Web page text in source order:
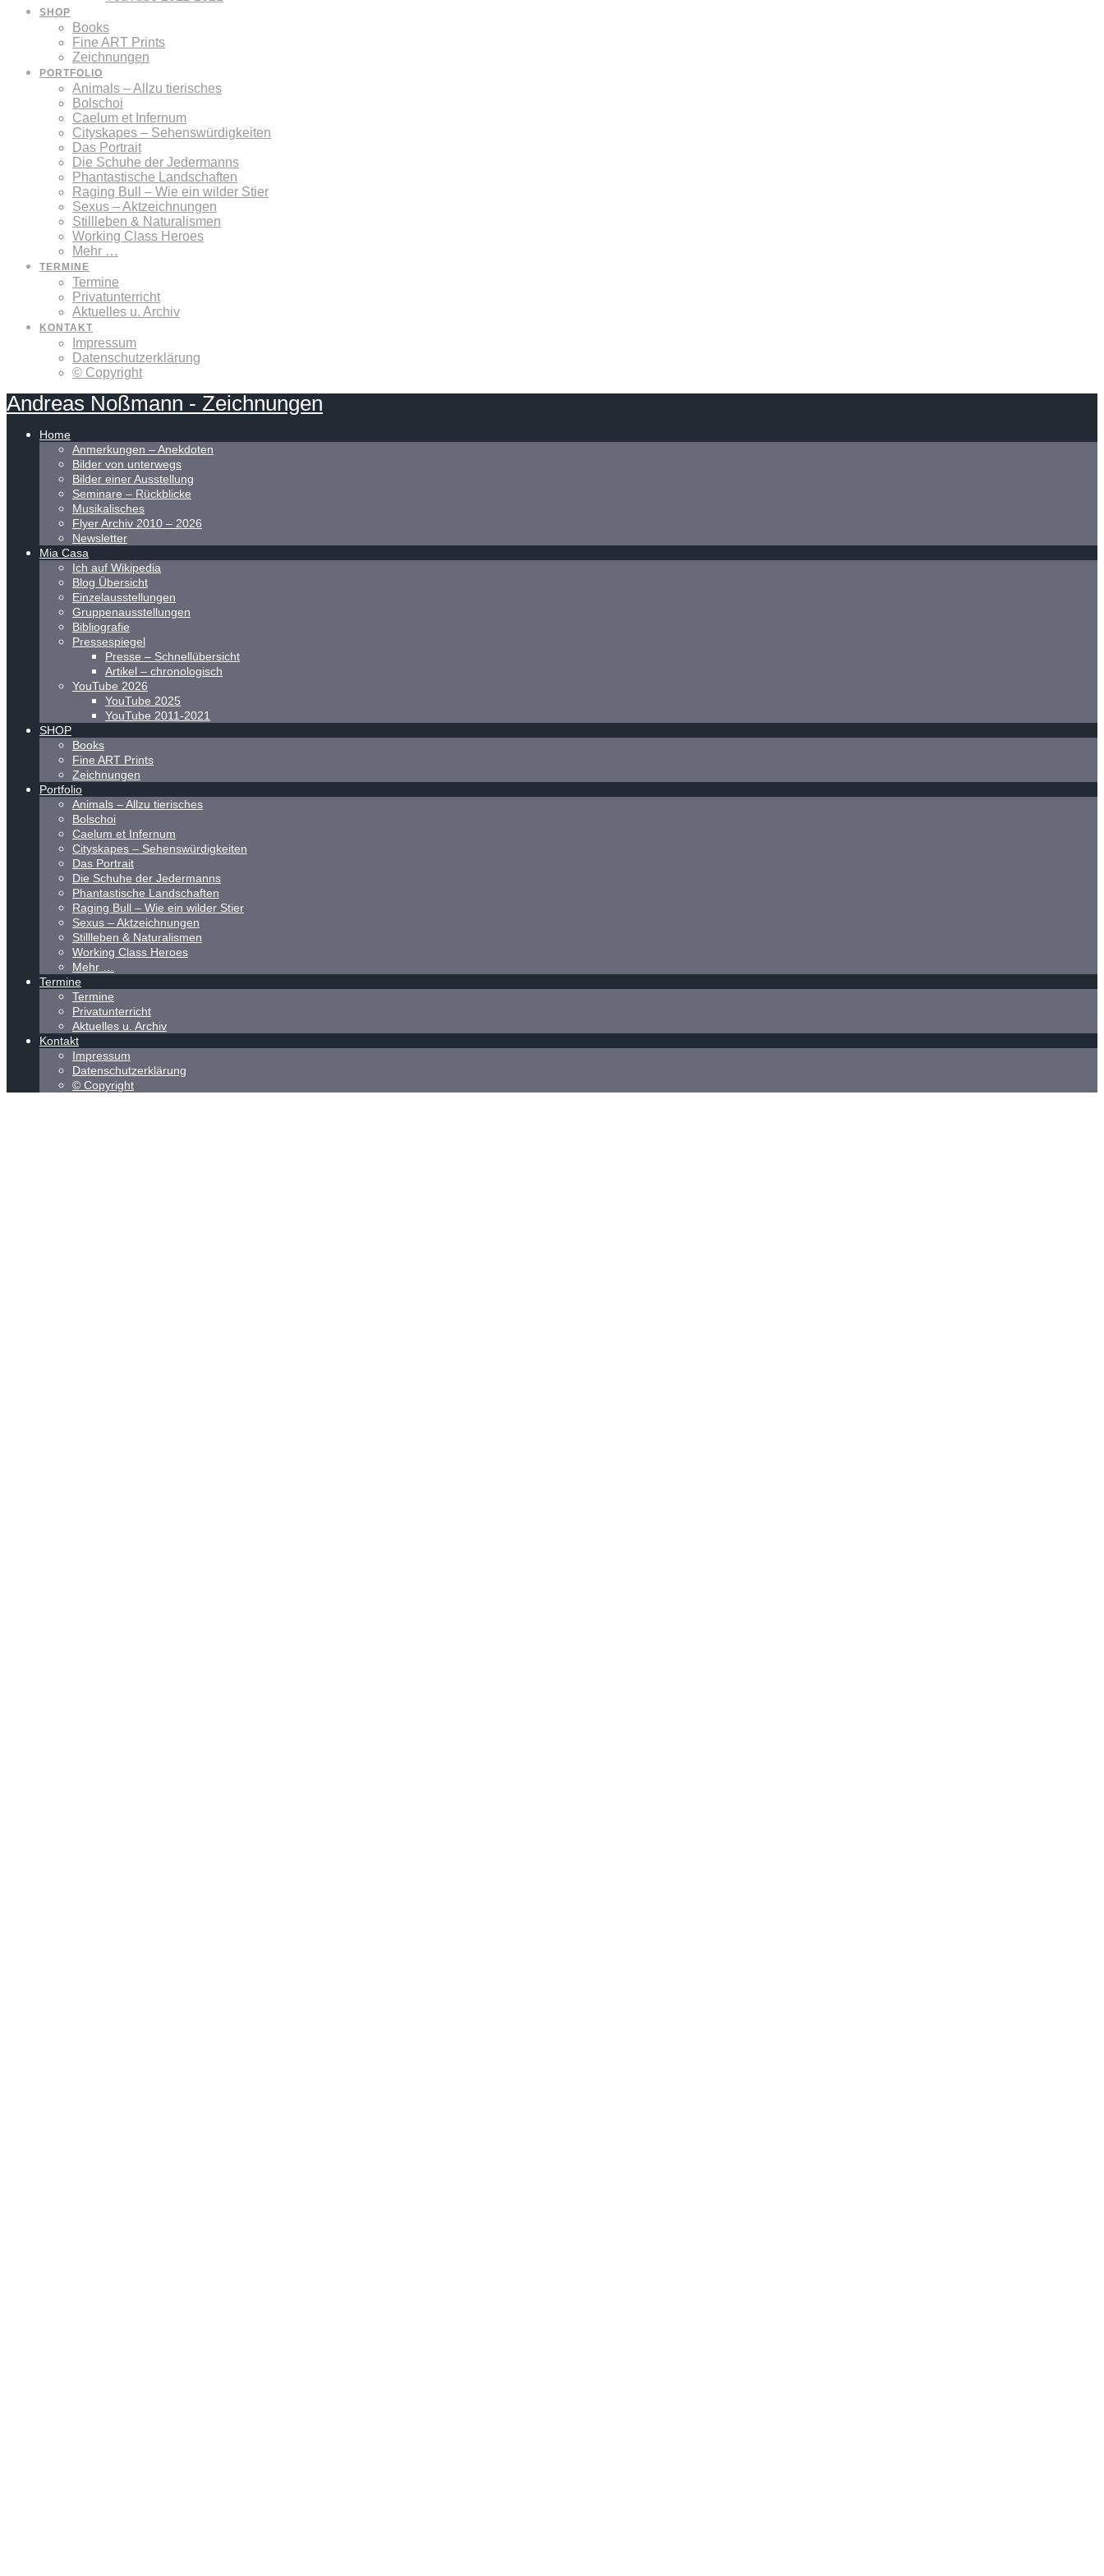
SHOP
Books
Fine ART Prints
Zeichnungen
PORTFOLIO
Animals – Allzu tierisches
Bolschoi
Caelum et Infernum
Cityskapes – Sehenswürdigkeiten
Das Portrait
Die Schuhe der Jedermanns
Phantastische Landschaften
Raging Bull – Wie ein wilder Stier
Sexus – Aktzeichnungen
Stillleben & Naturalismen
Working Class Heroes
Mehr …
TERMINE
Termine
Privatunterricht
Aktuelles u. Archiv
KONTAKT
Impressum
Datenschutzerklärung
© Copyright
Andreas Noßmann - Zeichnungen
Home
Anmerkungen – Anekdoten
Bilder von unterwegs
Bilder einer Ausstellung
Seminare – Rückblicke
Musikalisches
Flyer Archiv 2010 – 2026
Newsletter
Mia Casa
Ich auf Wikipedia
Blog Übersicht
Einzelausstellungen
Gruppenausstellungen
Bibliografie
Pressespiegel
Presse – Schnellübersicht
Artikel – chronologisch
YouTube 2026
YouTube 2025
YouTube 2011-2021
SHOP
Books
Fine ART Prints
Zeichnungen
Portfolio
Animals – Allzu tierisches
Bolschoi
Caelum et Infernum
Cityskapes – Sehenswürdigkeiten
Das Portrait
Die Schuhe der Jedermanns
Phantastische Landschaften
Raging Bull – Wie ein wilder Stier
Sexus – Aktzeichnungen
Stillleben & Naturalismen
Working Class Heroes
Mehr …
Termine
Termine
Privatunterricht
Aktuelles u. Archiv
Kontakt
Impressum
Datenschutzerklärung
© Copyright